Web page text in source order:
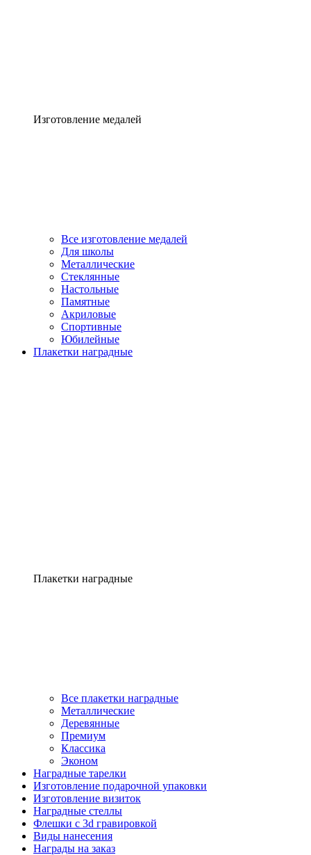
Изготовление медалей
Все изготовление медалей
Для школы
Металлические
Стеклянные
Настольные
Памятные
Акриловые
Спортивные
Юбилейные
Плакетки наградные
Плакетки наградные
Все плакетки наградные
Металлические
Деревянные
Премиум
Классика
Эконом
Наградные тарелки
Изготовление подарочной упаковки
Изготовление визиток
Наградные стеллы
Флешки с 3d гравировкой
Виды нанесения
Награды на заказ